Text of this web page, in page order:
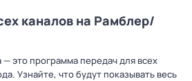
каналов на Рамблер/
это программа передач для всех
Узнайте, что будут показывать весь